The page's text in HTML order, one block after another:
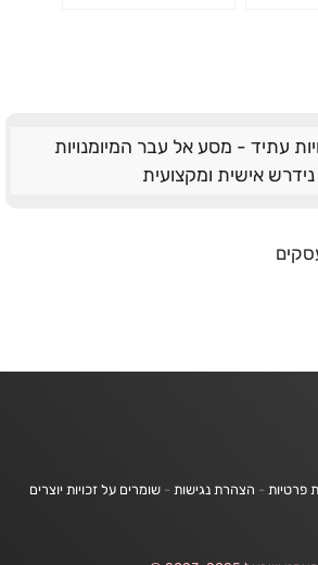
עתיד - מסע אל עבר המיומנויות
נידרש אישית ומקצועית
פרטיות - הצהרת נגישות - שומרים על זכויות יוצרים